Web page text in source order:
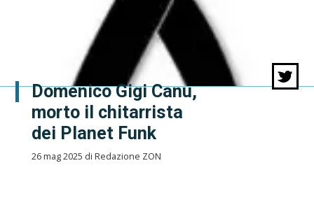
Domenico Gigi Canu,
morto il chitarrista
dei Planet Funk
26 mag 2025 di Redazione ZON